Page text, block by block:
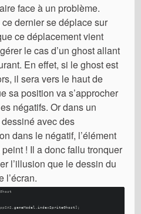
face à un problème.
dernier se déplace sur
ce déplacement vient
le cas d’un ghost allant
En effet, si le ghost est
il sera vers le haut de
sa position va s’approcher
négatifs. Or dans un
avec des
dans le négatif, l’élément
! Il a donc fallu tronquer
l’illusion que le dessin du
l’écran.
.gameModel .indexSpriteGhost ];